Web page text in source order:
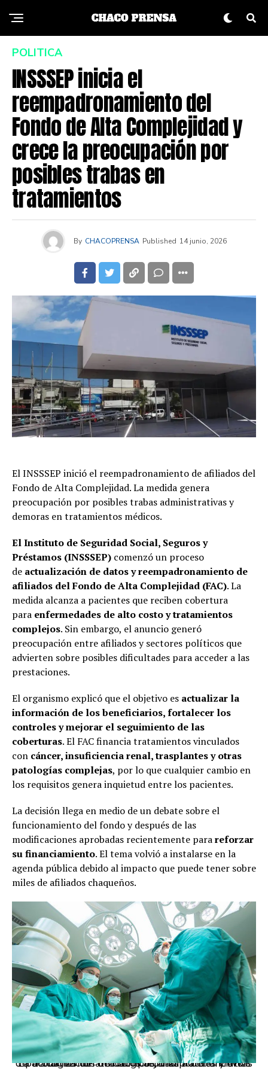
POLITICA
INSSSEP inicia el
reempadronamiento del
Fondo de Alta Complejidad y
crece la preocupación por
posibles trabas en
tratamientos
By CHACOPRENSA Published 14 junio, 2026
El INSSSEP inició el reempadronamiento de afiliados del
Fondo de Alta Complejidad. La medida genera
preocupación por posibles trabas administrativas y
demoras en tratamientos médicos.
El Instituto de Seguridad Social, Seguros y
Préstamos (INSSSEP) comenzó un proceso
de actualización de datos y reempadronamiento de
afiliados del Fondo de Alta Complejidad (FAC). La
medida alcanza a pacientes que reciben cobertura
para enfermedades de alto costo y tratamientos
complejos. Sin embargo, el anuncio generó
preocupación entre afiliados y sectores políticos que
advierten sobre posibles dificultades para acceder a las
prestaciones.
El organismo explicó que el objetivo es actualizar la
información de los beneficiarios, fortalecer los
controles y mejorar el seguimiento de las
coberturas. El FAC financia tratamientos vinculados
con cáncer, insuficiencia renal, trasplantes y otras
patologías complejas, por lo que cualquier cambio en
los requisitos genera inquietud entre los pacientes.
La decisión llega en medio de un debate sobre el
funcionamiento del fondo y después de las
modificaciones aprobadas recientemente parareforzar
su financiamiento. El tema volvió a instalarse en la
agenda pública debido al impacto que puede tener sobre
miles de afiliados chaqueños.
La actualización de datos alcanza a beneficiarios de tratamientos oncológicos, trasplantes y otras patologías de alta complejidad. Foto: archivo